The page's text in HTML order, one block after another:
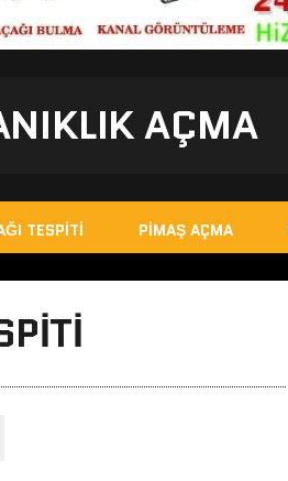
AÇMA
TESPITI PIMAŞ AÇMA